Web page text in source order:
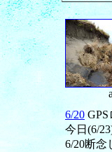
a
6/20
今日(6/
6/20断念